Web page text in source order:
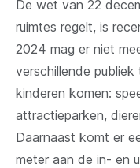
De wet van 22
ruimtes regelt, is
2024 mag er niet
verschillende
kinderen komen:
attractieparken,
Daarnaast komt er
meter aan de in- en